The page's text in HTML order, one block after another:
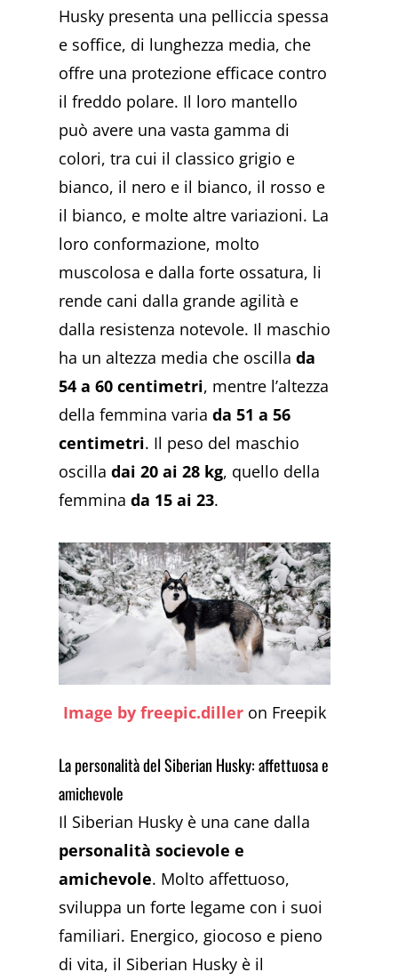
Husky presenta una pelliccia spessa
e soffice, di lunghezza media, che
offre una protezione efficace contro
il freddo polare. Il loro mantello
può avere una vasta gamma di
colori, tra cui il classico grigio e
bianco, il nero e il bianco, il rosso e
il bianco, e molte altre variazioni. La
loro conformazione, molto
muscolosa e dalla forte ossatura, li
rende cani dalla grande agilità e
dalla resistenza notevole. Il maschio
ha un altezza media che oscillada
54 a 60 centimetri, mentre l’altezza
della femmina variada 51 a 56
centimetri. Il peso del maschio
oscilladai 20 ai 28 kg, quello della
femminada 15 ai 23.
Image by freepic.diller on Freepik
La personalità del Siberian Husky: affettuosa e
amichevole
Il Siberian Husky è una cane dalla
personalità socievole e
amichevole. Molto affettuoso,
sviluppa un forte legame con i suoi
familiari. Energico, giocoso e pieno
di vita, il Siberian Husky è il